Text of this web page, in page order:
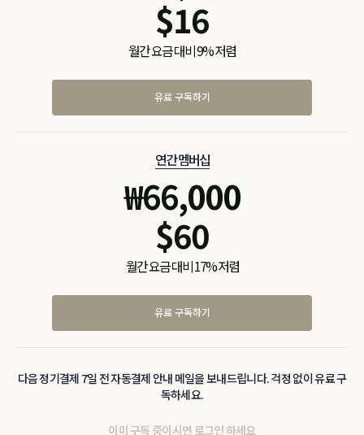
$16
월간 요금 대비 9% 저렴
유료 구독하기
연간 멤버십
₩66,000
$60
월간 요금 대비 17% 저렴
유료 구독하기
다음 정기결제 7일 전 자동결제 안내 메일을 보내드립니다. 걱정 없이 유료 구
독하세요.
이미 구독 중이시면 로그인 하세요